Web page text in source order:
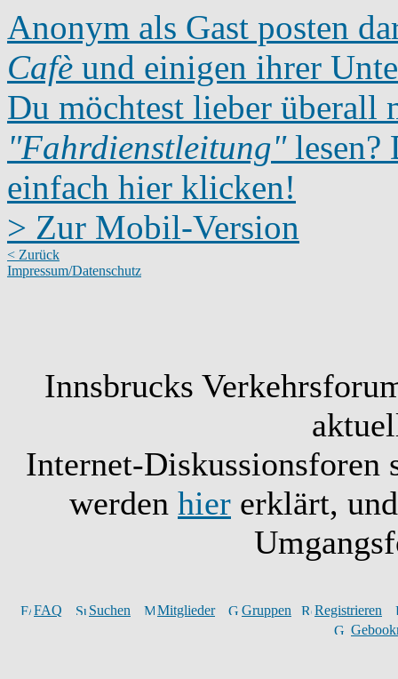
Anonym als Gast posten
Cafè und einigen ihrer
Du möchtest lieber überall
"Fahrdienstleitung"lesen?
einfach hier klicken!
> Zur Mobil-Version
< Zurück
Impressum/Datenschutz
Innsbrucks
Internet-Diskussionsforen
werden hier erklärt,
FAQ Suchen Mitglieder Gruppen
Registrieren